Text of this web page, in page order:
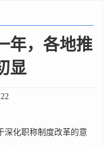
年，各地推
显
化职称制度改革的意